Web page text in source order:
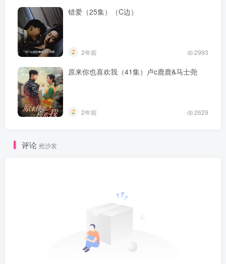
错爱（25集）（C边）
2年前 2993
原来你也喜欢我（41集）卢c鹿鹿&马士尧
2年前 2629
评论 抢沙发